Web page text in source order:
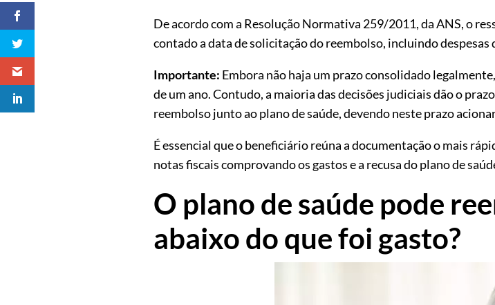
De acordo com a Resolução Normativa 259/2011, da ANS, o
contado a data de solicitação do reembolso, incluindo despesas
Importante: Embora não haja um prazo consolidado
de um ano. Contudo, a maioria das decisões judiciais dão o
reembolso junto ao plano de saúde, devendo neste prazo
É essencial que o beneficiário reúna a documentação o mais
notas fiscais comprovando os gastos e a recusa do plano de
O plano de saúde pode
abaixo do que foi gasto?